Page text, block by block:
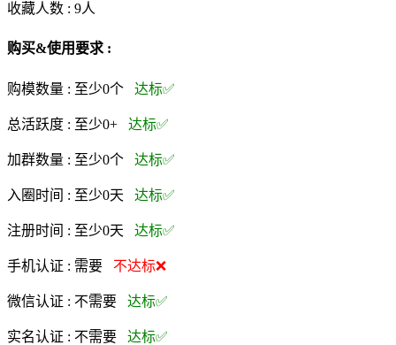
收藏人数 : 9人
购买&使用要求 :
购模数量 : 至少0个 达标✅
总活跃度 : 至少0+ 达标✅
加群数量 : 至少0个 达标✅
入圈时间 : 至少0天 达标✅
注册时间 : 至少0天 达标✅
手机认证 : 需要 不达标❌
微信认证 : 不需要 达标✅
实名认证 : 不需要 达标✅